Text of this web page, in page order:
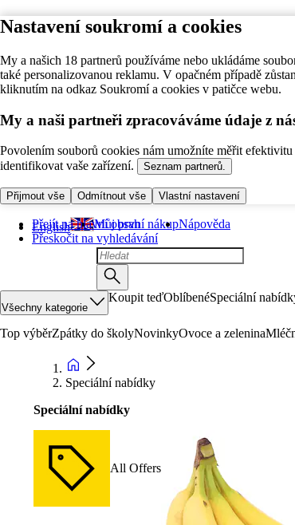
Nastavení soukromí a cookies
My a našich 18 partnerů používáme nebo ukládáme
také personalizovanou reklamu. V opačném případě
kliknutím na odkaz Soukromí a cookies v patičce webu.
My a naši partneři zpracováváme údaje z
Povolením souborů cookies nám umožníte měřit
identifikovat vaše zařízení.
Seznam partnerů.
Přijmout vše Odmítnout vše Vlastní nastavení
Přejít na hlavní obsah
Přeskočit na vyhledávání
English Můj první nákupNápověda
Všechny kategorie
Koupit teďOblíbenéSpeciální
Top výběrZpátky do školyNovinkyOvoce a zelenina
Speciální nabídky
Speciální nabídky
All Offers